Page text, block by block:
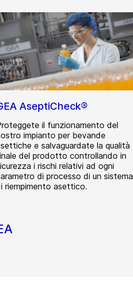
AseptiCheck®
il funzionamento del
impianto per bevande
e salvaguardate la qualità
del prodotto controllando in
i rischi relativi ad ogni
di processo di un sistema
riempimento asettico.